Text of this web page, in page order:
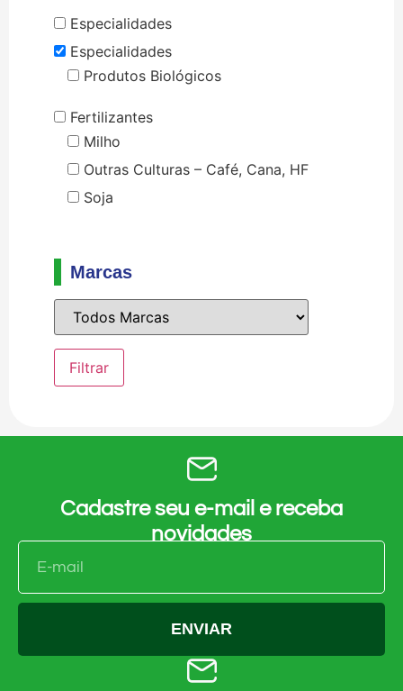
Especialidades
Especialidades
Produtos Biológicos
Fertilizantes
Milho
Outras Culturas – Café, Cana, HF
Soja
Marcas
Cadastre seu e-mail e receba
novidades
ENVIAR